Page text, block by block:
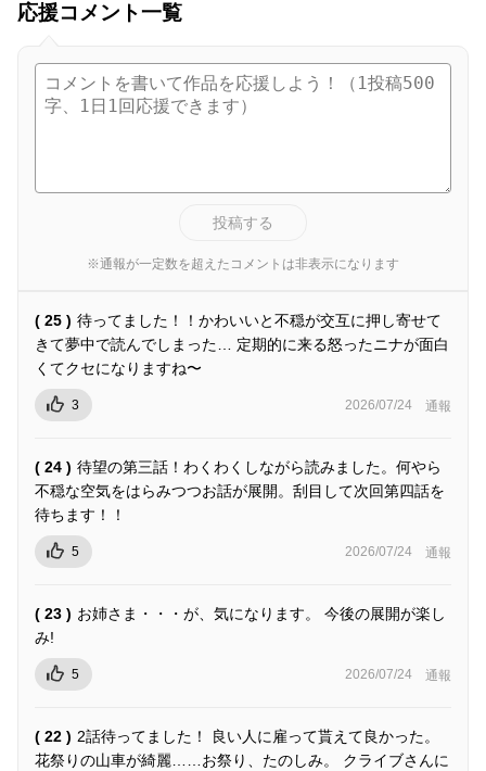
応援コメント一覧
投稿する
※通報が一定数を超えたコメントは非表示になります
( 25 ) 待ってました！！かわいいと不穏が交互に押し寄せて
きて夢中で読んでしまった… 定期的に来る怒ったニナが面白
くてクセになりますね〜
3 2026/07/24 通報
( 24 ) 待望の第三話！わくわくしながら読みました。何やら
不穏な空気をはらみつつお話が展開。刮目して次回第四話を
待ちます！！
5 2026/07/24 通報
( 23 ) お姉さま・・・が、気になります。 今後の展開が楽し
み!
5 2026/07/24 通報
( 22 ) 2話待ってました！ 良い人に雇って貰えて良かった。
花祭りの山車が綺麗……お祭り、たのしみ。 クライブさんに